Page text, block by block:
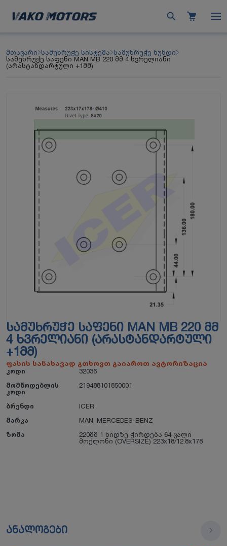
მთავარი სამუხრუჭე სისტემა სამუხრუჭე ხუნდი
სამუხრუჭე საფენი MAN MB 220 მმ 4 ხვრელიანი
(არასტანდარტული +1მმ)
ᲡᲐᲛᲣᲮᲠᲣᲭᲔ ᲡᲐᲤᲔᲜᲘ MAN MB 220 ᲛᲛ
4 ᲮᲕᲠᲔᲚᲘᲐᲜᲘ (ᲐᲠᲐᲡᲢᲐᲜᲓᲐᲠᲢᲣᲚᲘ
+1ᲛᲛ)
ფასის სანახავად გთხოვთ გაიაროთ ავტორიზაცია
კოდი
32036
მომწოდებლის
კოდი
219488101850001
ბრენდი
ICER
მარკა
MAN MERCEDES-BENZ
ზომა
220მმ 1 ხიდზე ჭირდება 64 ცალი
მოქლონი (OVERSIZE) 223x18/12.8x178
ანალოგები